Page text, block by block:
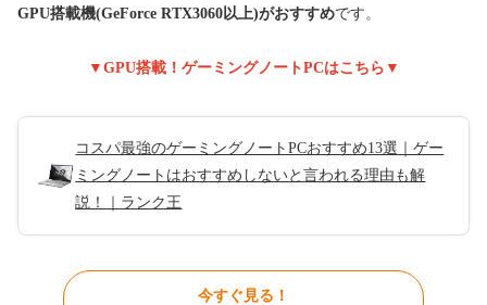
GPU搭載機(GeForce RTX3060以上)がおすすめです。
▼GPU搭載！ゲーミングノートPCはこちら▼
コスパ最強のゲーミングノートPCおすすめ13選｜ゲー
ミングノートはおすすめしないと言われる理由も解
説！｜ランク王
今すぐ見る！